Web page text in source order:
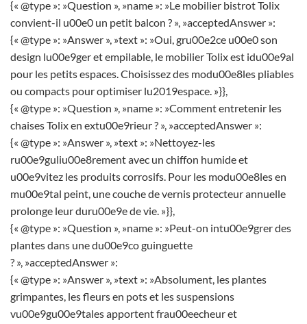
{« @type »: »Question », »name »: »Le mobilier bistrot Tolix
convient-il u00e0 un petit balcon ? », »acceptedAnswer »:
{« @type »: »Answer », »text »: »Oui, gru00e2ce u00e0 son
design lu00e9ger et empilable, le mobilier Tolix est idu00e9al
pour les petits espaces. Choisissez des modu00e8les pliables
ou compacts pour optimiser lu2019espace. »}},
{« @type »: »Question », »name »: »Comment entretenir les
chaises Tolix en extu00e9rieur ? », »acceptedAnswer »:
{« @type »: »Answer », »text »: »Nettoyez-les
ru00e9guliu00e8rement avec un chiffon humide et
u00e9vitez les produits corrosifs. Pour les modu00e8les en
mu00e9tal peint, une couche de vernis protecteur annuelle
prolonge leur duru00e9e de vie. »}},
{« @type »: »Question », »name »: »Peut-on intu00e9grer des
plantes dans une du00e9co guinguette
? », »acceptedAnswer »:
{« @type »: »Answer », »text »: »Absolument, les plantes
grimpantes, les fleurs en pots et les suspensions
vu00e9gu00e9tales apportent frau00eecheur et